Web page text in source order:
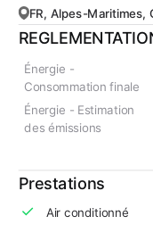
FR, Alpes-Maritimes,
Énergie -
Consommation finale
Énergie - Estimation
des émissions
Prestations
Air conditionné